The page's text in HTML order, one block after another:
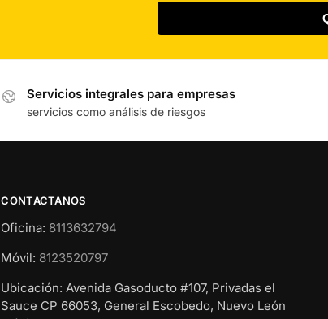
Servicios integrales para empresas
servicios como análisis de riesgos
CONTACTANOS
Oficina: 8113632794
Móvil: 8123520797
Ubicación: Avenida Gasoducto #107, Privadas el
Sauce CP 66053, General Escobedo, Nuevo León